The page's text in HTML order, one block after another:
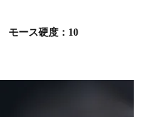
モース硬度：10